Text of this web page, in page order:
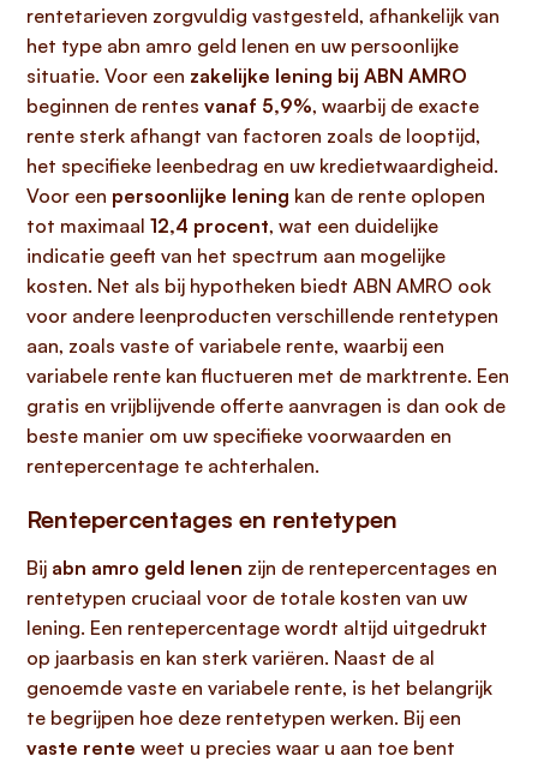
rentetarieven zorgvuldig vastgesteld, afhankelijk van
het type abn amro geld lenen en uw persoonlijke
situatie. Voor een zakelijke lening bij ABN AMRO
beginnen de rentes vanaf 5,9%, waarbij de exacte
rente sterk afhangt van factoren zoals de looptijd,
het specifieke leenbedrag en uw kredietwaardigheid.
Voor een persoonlijke lening kan de rente oplopen
tot maximaal 12,4 procent, wat een duidelijke
indicatie geeft van het spectrum aan mogelijke
kosten. Net als bij hypotheken biedt ABN AMRO ook
voor andere leenproducten verschillende rentetypen
aan, zoals vaste of variabele rente, waarbij een
variabele rente kan fluctueren met de marktrente. Een
gratis en vrijblijvende offerte aanvragen is dan ook de
beste manier om uw specifieke voorwaarden en
rentepercentage te achterhalen.
Rentepercentages en rentetypen
Bij abn amro geld lenen zijn de rentepercentages en
rentetypen cruciaal voor de totale kosten van uw
lening. Een rentepercentage wordt altijd uitgedrukt
op jaarbasis en kan sterk variëren. Naast de al
genoemde vaste en variabele rente, is het belangrijk
te begrijpen hoe deze rentetypen werken. Bij een
vaste rente weet u precies waar u aan toe bent